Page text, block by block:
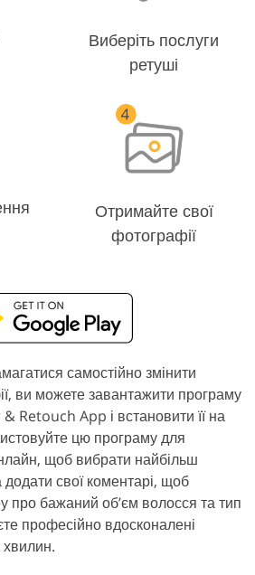
Виберіть послуги
ретуші
Отримайте свої
фотографії
самостійно змінити
ви можете завантажити програму
Retouch App і встановити її на
цю програму для
щоб вибрати найбільш
додати свої коментарі, щоб
про бажаний об’єм волосся та тип
професійно вдосконалені
хвилин.